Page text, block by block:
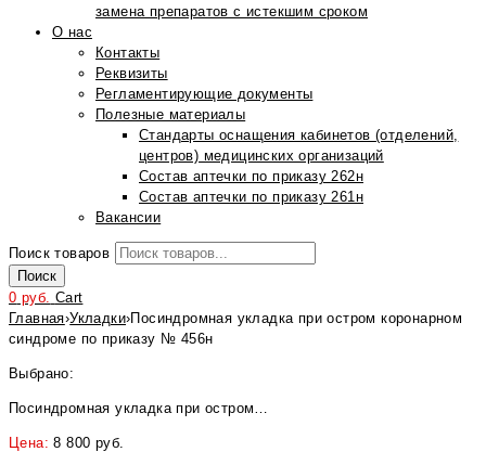
замена препаратов с истекшим сроком
О нас
Контакты
Реквизиты
Регламентирующие документы
Полезные материалы
Стандарты оснащения кабинетов (отделений,
центров) медицинских организаций
Состав аптечки по приказу 262н
Состав аптечки по приказу 261н
Вакансии
Поиск товаров
Поиск
0 руб. Cart
Главная›Укладки›Посиндромная укладка при остром коронарном
синдроме по приказу № 456н
Выбрано:
Посиндромная укладка при остром…
Цена:8 800 руб.